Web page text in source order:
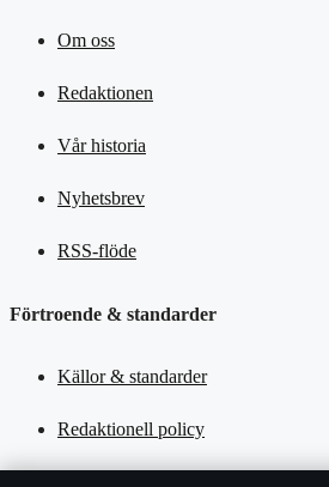
Om oss
Redaktionen
Vår historia
Nyhetsbrev
RSS-flöde
Förtroende & standarder
Källor & standarder
Redaktionell policy